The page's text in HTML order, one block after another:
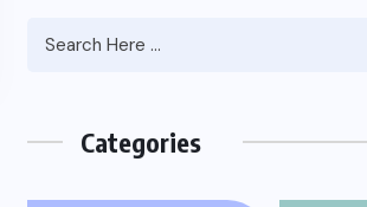
Categories